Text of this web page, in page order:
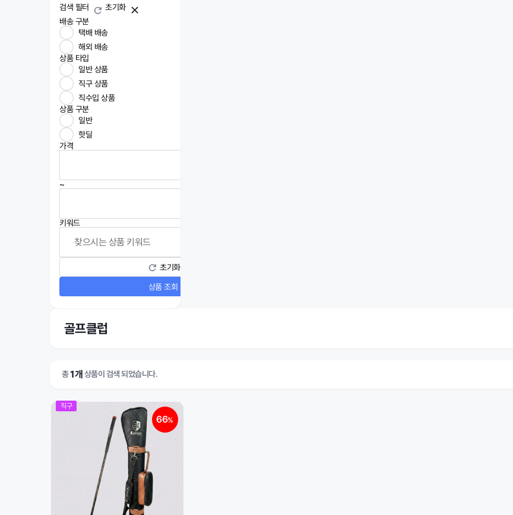
검색 필터
초기화
배송 구분
택배 배송
해외 배송
상품 타입
일반 상품
직구 상품
직수입 상품
상품 구분
일반
핫딜
가격
~
키워드
초기화
상품 조회
골프클럽
총1개상품이 검색 되었습니다.
직구
66%